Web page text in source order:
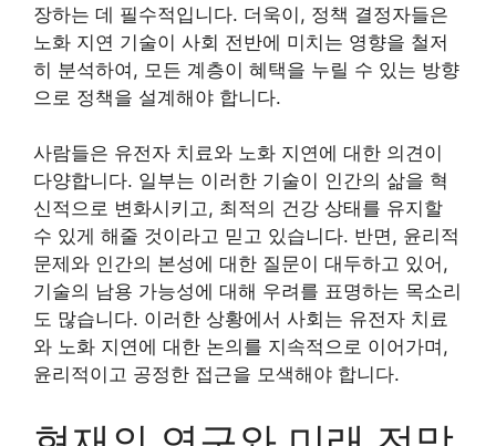
장하는 데 필수적입니다. 더욱이, 정책 결정자들은
노화 지연 기술이 사회 전반에 미치는 영향을 철저
히 분석하여, 모든 계층이 혜택을 누릴 수 있는 방향
으로 정책을 설계해야 합니다.
사람들은 유전자 치료와 노화 지연에 대한 의견이
다양합니다. 일부는 이러한 기술이 인간의 삶을 혁
신적으로 변화시키고, 최적의 건강 상태를 유지할
수 있게 해줄 것이라고 믿고 있습니다. 반면, 윤리적
문제와 인간의 본성에 대한 질문이 대두하고 있어,
기술의 남용 가능성에 대해 우려를 표명하는 목소리
도 많습니다. 이러한 상황에서 사회는 유전자 치료
와 노화 지연에 대한 논의를 지속적으로 이어가며,
윤리적이고 공정한 접근을 모색해야 합니다.